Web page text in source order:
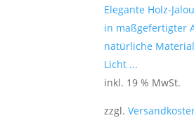
Elegante Holz-
in maßgefertigter
natürliche
Licht ...
inkl. 19 % MwSt.
zzgl.